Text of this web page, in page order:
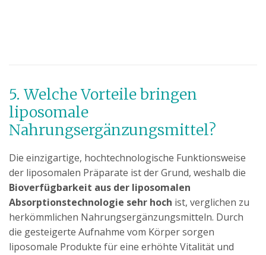
5. Welche Vorteile bringen
liposomale
Nahrungsergänzungsmittel?
Die einzigartige, hochtechnologische Funktionsweise
der liposomalen Präparate ist der Grund, weshalb die
Bioverfügbarkeit aus der liposomalen
Absorptionstechnologie sehr hoch ist, verglichen zu
herkömmlichen Nahrungsergänzungsmitteln. Durch
die gesteigerte Aufnahme vom Körper sorgen
liposomale Produkte für eine erhöhte Vitalität und